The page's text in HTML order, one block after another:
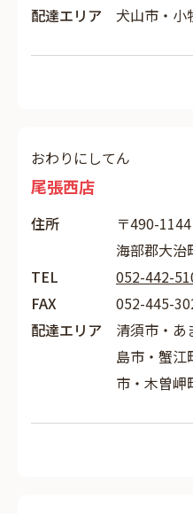
配達エリア
犬山市・小
おわりにしてん
尾張西店
住所
〒490-1144
海部郡大治
TEL
052-442-
FAX
052-445-
配達エリア
清須市・あ
島市・蟹江
市・木曽岬